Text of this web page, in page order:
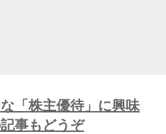
「株主優待」に興味
事もどうぞ